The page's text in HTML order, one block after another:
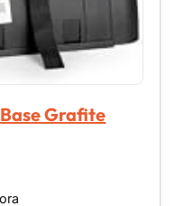
Grafite